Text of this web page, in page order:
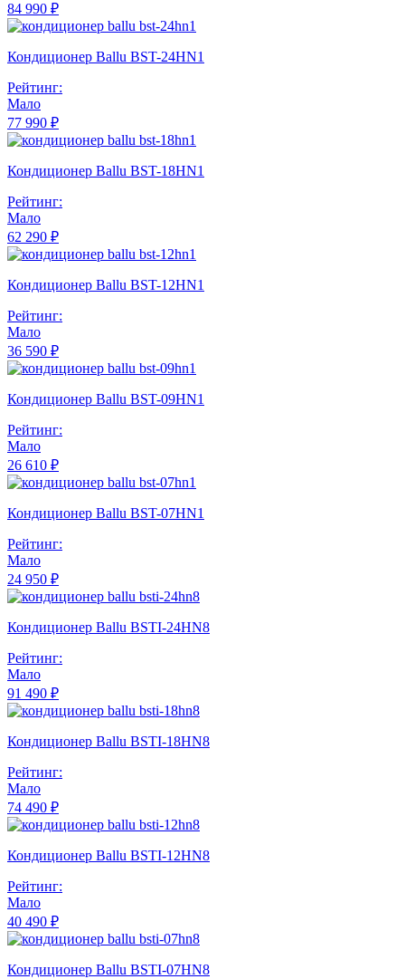
84 990 ₽
Кондиционер Ballu BST-24HN1
Рейтинг:
Мало
77 990 ₽
Кондиционер Ballu BST-18HN1
Рейтинг:
Мало
62 290 ₽
Кондиционер Ballu BST-12HN1
Рейтинг:
Мало
36 590 ₽
Кондиционер Ballu BST-09HN1
Рейтинг:
Мало
26 610 ₽
Кондиционер Ballu BST-07HN1
Рейтинг:
Мало
24 950 ₽
Кондиционер Ballu BSTI-24HN8
Рейтинг:
Мало
91 490 ₽
Кондиционер Ballu BSTI-18HN8
Рейтинг:
Мало
74 490 ₽
Кондиционер Ballu BSTI-12HN8
Рейтинг:
Мало
40 490 ₽
Кондиционер Ballu BSTI-07HN8